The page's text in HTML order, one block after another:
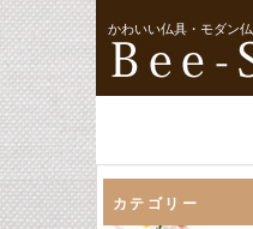
かわいい仏具・モダン
カテゴリー